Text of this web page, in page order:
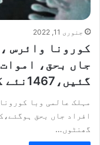
جنوری 11, 2022
گئیں،1467نئے کیسز رپورٹ
گھنٹوں…